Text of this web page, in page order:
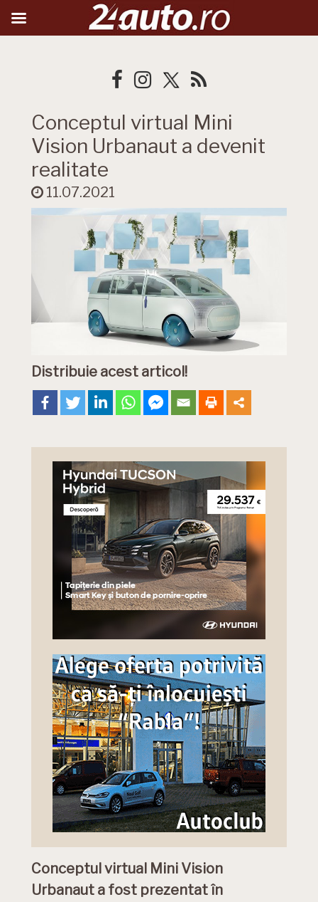
Conceptul virtual Mini
Vision Urbanaut a devenit
realitate
11.07.2021
Distribuie acest articol!
Conceptul virtual Mini Vision
Urbanaut a fost prezentat în